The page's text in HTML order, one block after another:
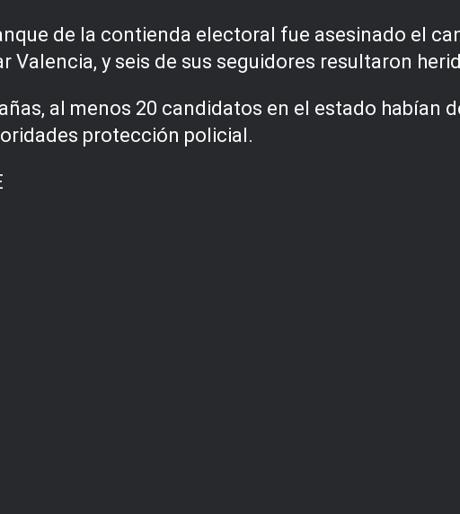
de la contienda electoral fue asesinado el
Valencia, y seis de sus seguidores resultaron
al menos 20 candidatos en el estado habían
protección policial.